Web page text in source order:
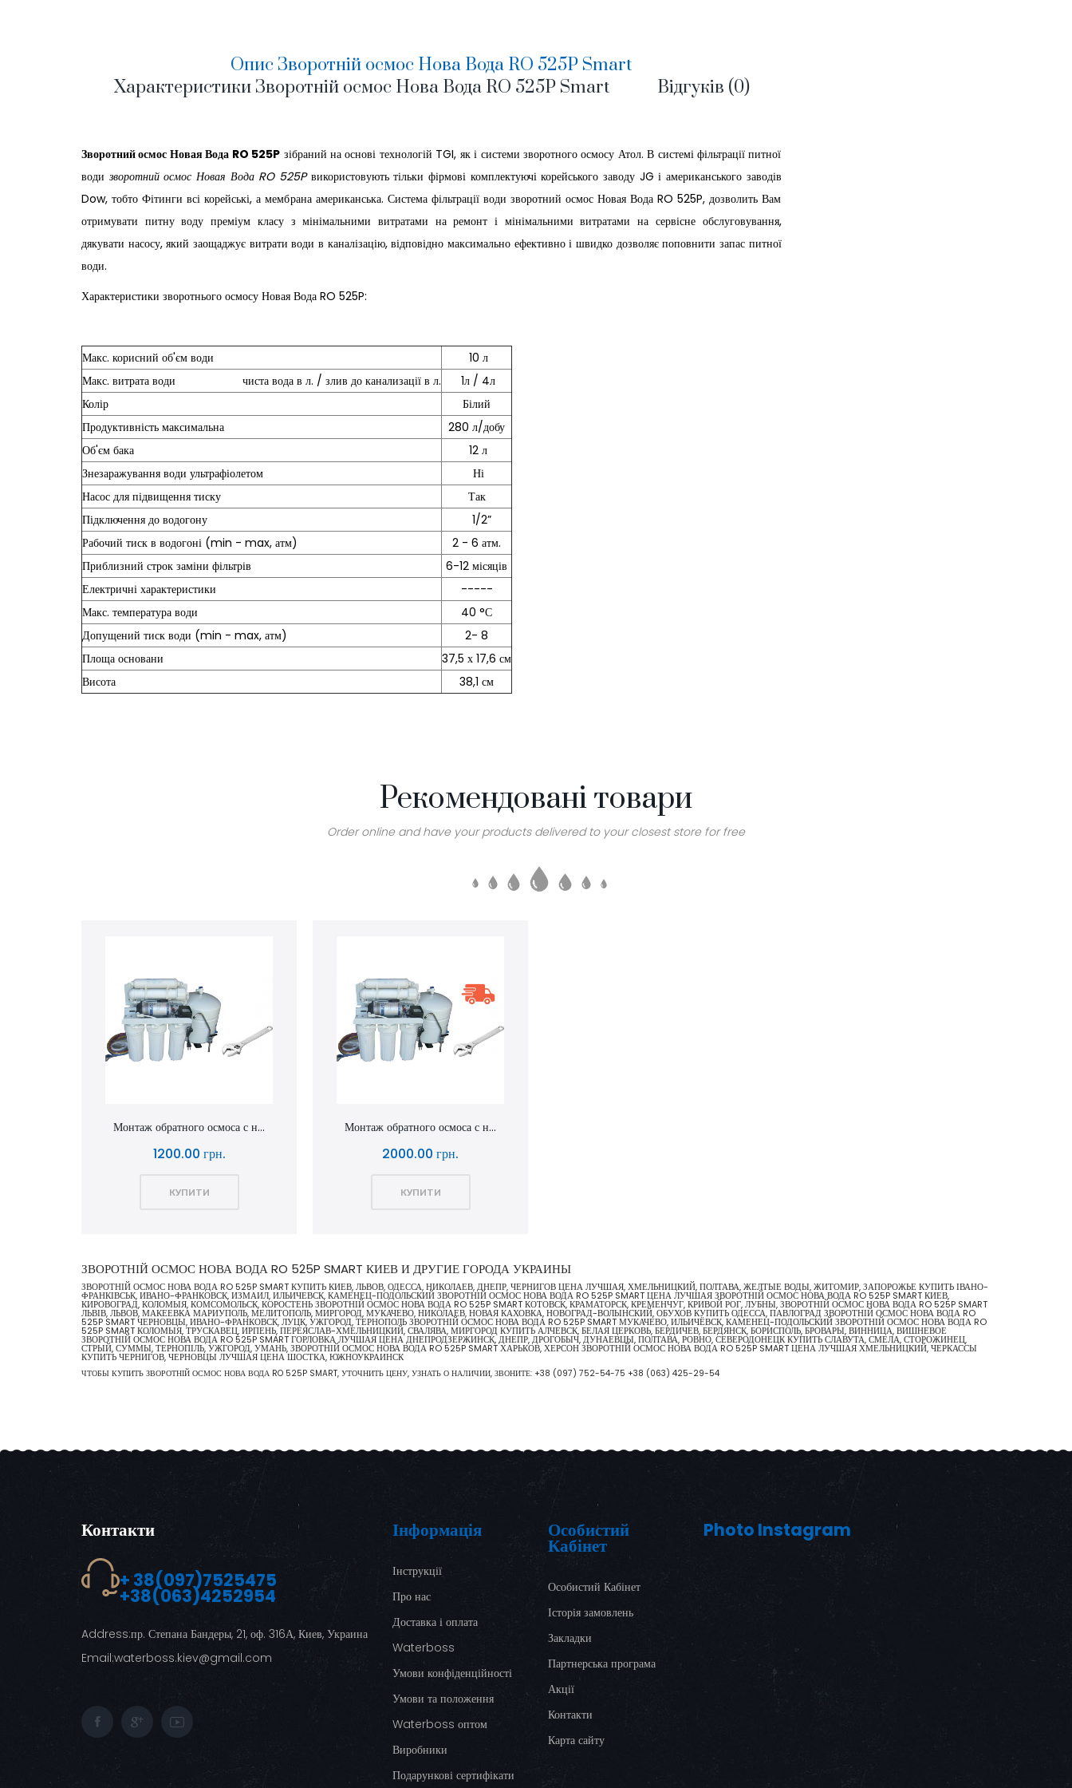
Опис Зворотній осмос Нова Вода RO 525P Smart
Характеристики Зворотній осмос Нова Вода RO 525P Smart
Відгуків (0)
Зворотний осмос Новая Вода RO 525P зібраний на основі технологій TGI, як і системи зворотного осмосу Атол. В системі фільтрації питної
води зворотний осмос Новая Вода RO 525Pвикористовують тільки фірмові комплектуючі корейського заводу JG і американського заводів
Dow, тобто Фітинги всі корейські, а мембрана американська. Система фільтрації води зворотний осмос Новая Вода RO 525P, дозволить Вам
отримувати питну воду преміум класу з мінімальними витратами на ремонт і мінімальними витратами на сервісне обслуговування,
дякувати насосу, який заощаджує витрати води в каналізацію, відповідно максимально ефективно і швидко дозволяє поповнити запас питної
води.
Характеристики зворотнього осмосу Новая Вода RO 525P:
Макс. корисний об'єм води
10 л
Макс. витрата води чиста вода в л. / злив до канализації в л.
1л / 4л
Колір
Білий
Продуктивність максимальна
280 л/добу
Об'єм бака
12 л
Знезаражування води ультрафіолетом
Ні
Насос для підвищення тиску
Так
Підключення до водогону
1/2”
Рабочий тиск в водогоні (min - max, атм)
2 - 6 атм.
Приблизний строк заміни фільтрів
6-12 місяців
Електричні характеристики
-----
Макс. температура води
40 °С
Допущений тиск води (min - max, атм)
2- 8
Площа основани
37,5 х 17,6 см
Висота
38,1 см
Рекомендовані товари
Order online and have your products delivered to your closest store for free
Монтаж обратного осмоса с н...
1200.00 грн.
КУПИТИ
Монтаж обратного осмоса с н...
2000.00 грн.
КУПИТИ
ЗВОРОТНІЙ ОСМОС НОВА ВОДА RO 525P SMART КИЕВ И ДРУГИЕ ГОРОДА УКРАИНЫ
ЗВОРОТНІЙ ОСМОС НОВА ВОДА RO 525P SMART КУПИТЬ КИЕВ, ЛЬВОВ, ОДЕССА, НИКОЛАЕВ, ДНЕПР, ЧЕРНИГОВ ЦЕНА ЛУЧШАЯ, ХМЕЛЬНИЦКИЙ, ПОЛТАВА, ЖЕЛТЫЕ ВОДЫ, ЖИТОМИР, ЗАПОРОЖЬЕ КУПИТЬ ІВАНО-
ФРАНКІВСЬК, ИВАНО-ФРАНКОВСК, ИЗМАИЛ, ИЛЬИЧЕВСК, КАМЕНЕЦ-ПОДОЛЬСКИЙ ЗВОРОТНІЙ ОСМОС НОВА ВОДА RO 525P SMART ЦЕНА ЛУЧШАЯ ЗВОРОТНІЙ ОСМОС НОВА ВОДА RO 525P SMART КИЕВ,
КИРОВОГРАД, КОЛОМЫЯ, КОМСОМОЛЬСК, КОРОСТЕНЬ ЗВОРОТНІЙ ОСМОС НОВА ВОДА RO 525P SMART КОТОВСК, КРАМАТОРСК, КРЕМЕНЧУГ, КРИВОЙ РОГ, ЛУБНЫ, ЗВОРОТНІЙ ОСМОС НОВА ВОДА RO 525P SMART
ЛЬВІВ, ЛЬВОВ, МАКЕЕВКА МАРИУПОЛЬ, МЕЛИТОПОЛЬ, МИРГОРОД, МУКАЧЕВО, НИКОЛАЕВ, НОВАЯ КАХОВКА, НОВОГРАД-ВОЛЫНСКИЙ, ОБУХОВ КУПИТЬ ОДЕССА, ПАВЛОГРАД ЗВОРОТНІЙ ОСМОС НОВА ВОДА RO
525P SMART ЧЕРНОВЦЫ, ИВАНО-ФРАНКОВСК, ЛУЦК, УЖГОРОД, ТЕРНОПОЛЬ ЗВОРОТНІЙ ОСМОС НОВА ВОДА RO 525P SMART МУКАЧЕВО, ИЛЬИЧЁВСК, КАМЕНЕЦ-ПОДОЛЬСКИЙ ЗВОРОТНІЙ ОСМОС НОВА ВОДА RO
525P SMART КОЛОМЫЯ, ТРУСКАВЕЦ, ИРПЕНЬ, ПЕРЕЯСЛАВ-ХМЕЛЬНИЦКИЙ, СВАЛЯВА, МИРГОРОД КУПИТЬ АЛЧЕВСК, БЕЛАЯ ЦЕРКОВЬ, БЕРДИЧЕВ, БЕРДЯНСК, БОРИСПОЛЬ, БРОВАРЫ, ВИННИЦА, ВИШНЕВОЕ
ЗВОРОТНІЙ ОСМОС НОВА ВОДА RO 525P SMART ГОРЛОВКА ЛУЧШАЯ ЦЕНА ДНЕПРОДЗЕРЖИНСК, ДНЕПР, ДРОГОБЫЧ, ДУНАЕВЦЫ, ПОЛТАВА, РОВНО, СЕВЕРОДОНЕЦК КУПИТЬ СЛАВУТА, СМЕЛА, СТОРОЖИНЕЦ,
СТРЫЙ, СУММЫ, ТЕРНОПІЛЬ, УЖГОРОД, УМАНЬ, ЗВОРОТНІЙ ОСМОС НОВА ВОДА RO 525P SMART ХАРЬКОВ, ХЕРСОН ЗВОРОТНІЙ ОСМОС НОВА ВОДА RO 525P SMART ЦЕНА ЛУЧШАЯ ХМЕЛЬНИЦКИЙ, ЧЕРКАССЫ
КУПИТЬ ЧЕРНИГОВ, ЧЕРНОВЦЫ ЛУЧШАЯ ЦЕНА ШОСТКА, ЮЖНОУКРАИНСК
ЧТОБЫ КУПИТЬ ЗВОРОТНІЙ ОСМОС НОВА ВОДА RO 525P SMART, УТОЧНИТЬ ЦЕНУ, УЗНАТЬ О НАЛИЧИИ, ЗВОНИТЕ: +38 (097) 752-54-75 +38 (063) 425-29-54
Контакти
+ 38(097)7525475
+38(063)4252954
Address:пр. Степана Бандеры, 21, оф. 316А, Киев, Украина
Email:waterboss.kiev@gmail.com
Інформація
Інструкції
Про нас
Доставка і оплата
Waterboss
Умови конфіденційності
Умови та положення
Waterboss оптом
Виробники
Подарункові сертифікати
Особистий
Кабінет
Особистий Кабінет
Історія замовлень
Закладки
Партнерська програма
Акції
Контакти
Карта сайту
Photo Instagram